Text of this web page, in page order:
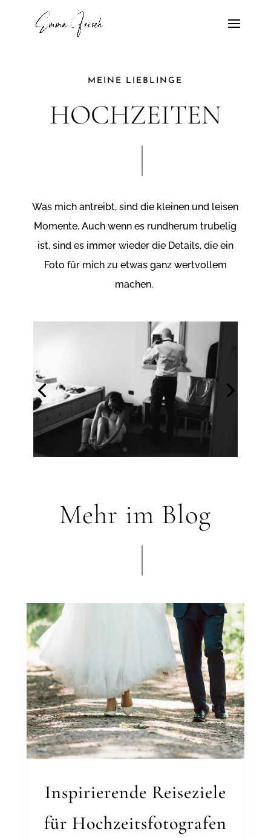
MEINE LIEBLINGE
HOCHZEITEN
Was mich antreibt, sind die kleinen und leisen
Momente. Auch wenn es rundherum trubelig
ist, sind es immer wieder die Details, die ein
Foto für mich zu etwas ganz wertvollem
machen.
Mehr im Blog
Inspirierende Reiseziele
für Hochzeitsfotografen